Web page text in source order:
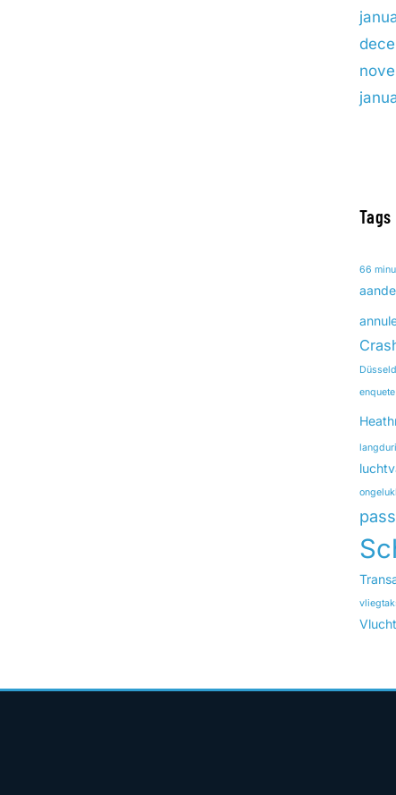
Tags
66
enquete